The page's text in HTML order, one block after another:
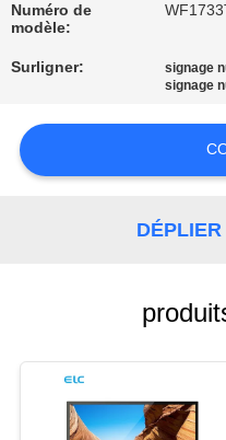
NOUS
DEMANDEZ
UNE
CITATION
POLITIQUE
MATIÈRE
Numéro de
modèle:
Surligner: signage
signage